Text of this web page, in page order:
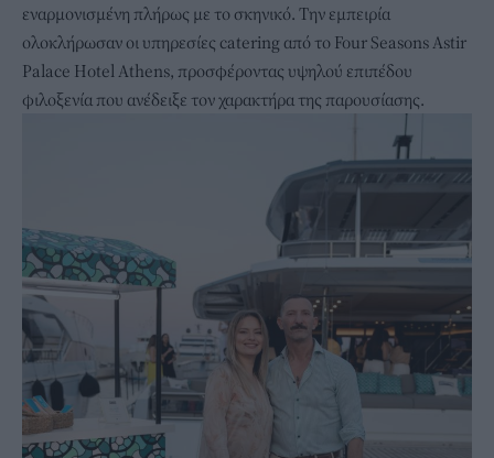
εναρμονισμένη πλήρως με το σκηνικό. Την εμπειρία
ολοκλήρωσαν οι υπηρεσίες catering από το Four Seasons Astir
Palace Hotel Athens, προσφέροντας υψηλού επιπέδου
φιλοξενία που ανέδειξε τον χαρακτήρα της παρουσίασης.